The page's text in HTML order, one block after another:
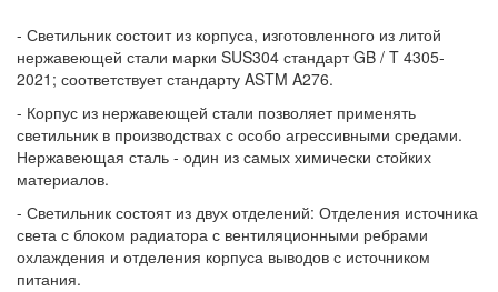
- Светильник состоит из корпуса, изготовленного из литой
нержавеющей стали марки SUS304 стандарт GB / T 4305-
2021; соответствует стандарту ASTM A276.
- Корпус из нержавеющей стали позволяет применять
светильник в производствах с особо агрессивными средами.
Нержавеющая сталь - один из самых химически стойких
материалов.
- Светильник состоят из двух отделений: Отделения источника
света с блоком радиатора с вентиляционными ребрами
охлаждения и отделения корпуса выводов с источником
питания.